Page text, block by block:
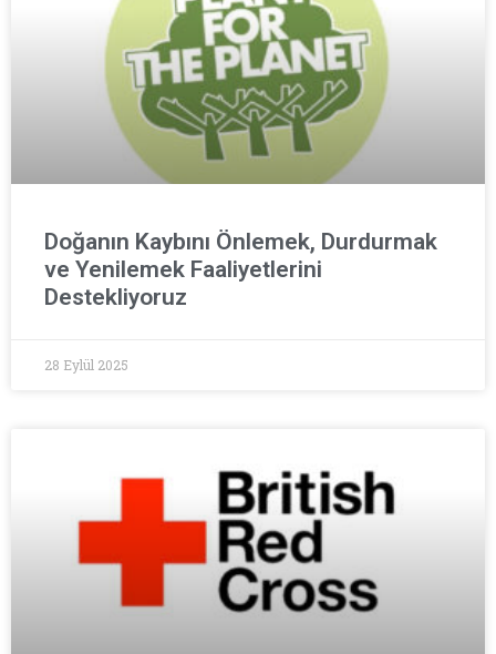
Doğanın Kaybını Önlemek, Durdurmak
ve Yenilemek Faaliyetlerini
Destekliyoruz
28 Eylül 2025